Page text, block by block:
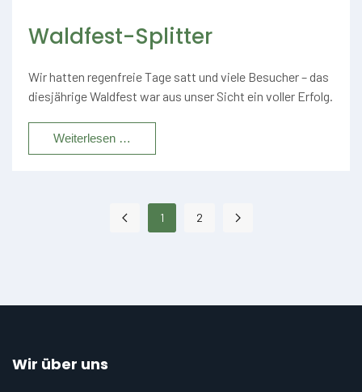
Waldfest-Splitter
Wir hatten regenfreie Tage satt und viele Besucher – das
diesjährige Waldfest war aus unser Sicht ein voller Erfolg.
Weiterlesen …
1 2
Wir über uns